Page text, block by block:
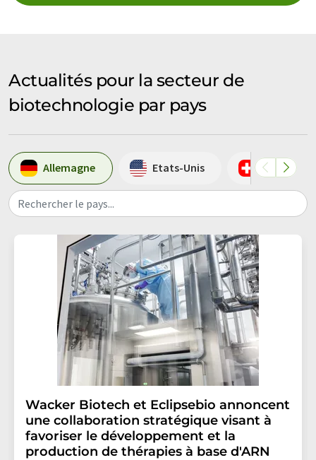
Actualités pour la secteur de
biotechnologie par pays
Allemagne Etats-Unis Suisse
Rechercher le pays...
Wacker Biotech et Eclipsebio annoncent
une collaboration stratégique visant à
favoriser le développement et la
production de thérapies à base d'ARN